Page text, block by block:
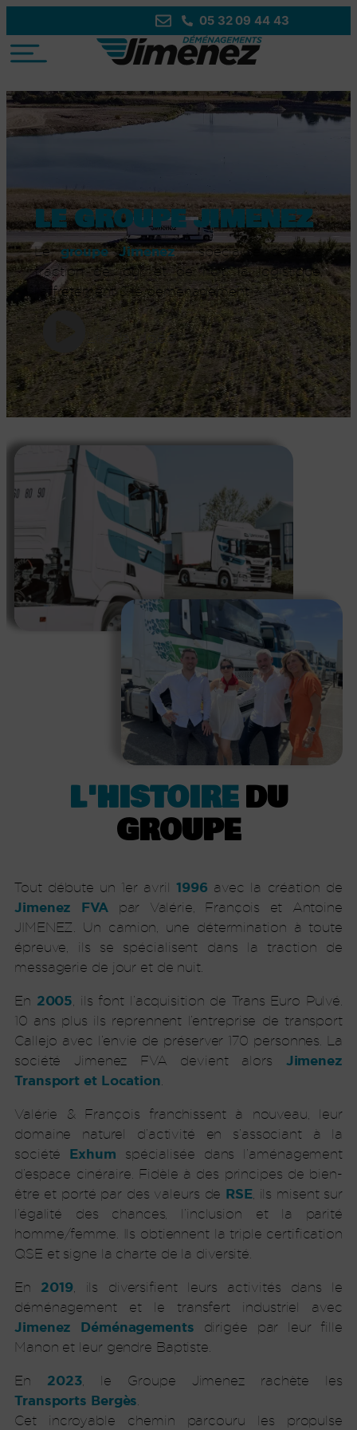
05 32 09 44 43
LE GROUPE JIMENEZ
Legroupe Jimenez: spécialisé dans la
traction de jour et de nuit, la logistique,
l’affrètement & le déménagement
Lire la vidéo
L'HISTOIREDU
GROUPE
Tout débute un 1er avril1996 avec la création de
Jimenez FVA par Valérie, François et Antoine
JIMENEZ. Un camion, une détermination à toute
épreuve, ils se spécialisent dans la traction de
messagerie de jour et de nuit.
En 2005 , ils font l’acquisition de Trans Euro Pulvé.
10 ans plus ils reprennent l’entreprise de transport
Callejo avec l’envie de préserver 170 personnes. La
société Jimenez FVA devient alors Jimenez
Transport et Location
Valérie & François franchissent à nouveau, leur
domaine naturel d’activité en s’associant à la
société Exhum spécialisée dans l’aménagement
d’espace cinéraire. Fidèle à des principes de bien-
être et porté par des valeurs de RSE, ils misent sur
l’égalité des chances, l’inclusion et la parité
homme/femme. Ils obtiennent la triple certification
QSE et signe la charte de la diversité.
En 2019 , ils diversifient leurs activités dans le
déménagement et le transfert industriel avec
Jimenez Déménagements dirigée par leur fille
Manon et leur gendre Baptiste.
En 2023 , le Groupe Jimenez rachète les
Transports Bergès
Cet incroyable chemin parcouru les propulse